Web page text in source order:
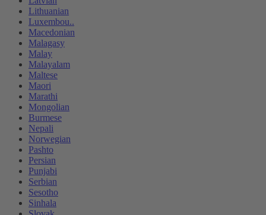
Lithuanian
Luxembou..
Macedonian
Malagasy
Malay
Malayalam
Maltese
Maori
Marathi
Mongolian
Burmese
Nepali
Norwegian
Pashto
Persian
Punjabi
Serbian
Sesotho
Sinhala